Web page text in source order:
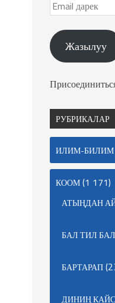
Жазылуу
РУБРИКАЛАР
ИЛИМ-БИЛИМ
КООМ(1 171)
АТЫҢДАН
БАЛ ТИЛ
БАРТАРАП
ДИНИҢ